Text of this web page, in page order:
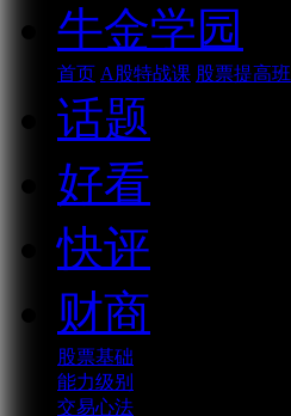
牛金学园
首页 A股特战课 股票提高班
话题
好看
快评
财商
股票基础
能力级别
交易心法